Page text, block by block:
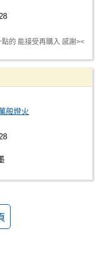
的 能接受再購入 感謝><
般燈火